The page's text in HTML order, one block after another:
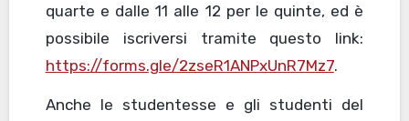
quarte e dalle 11 alle 12 per le quinte, ed è
possibile iscriversi tramite questo link:
https://forms.gle/2zseR1ANPxUnR7Mz7.
Anche le studentesse e gli studenti del